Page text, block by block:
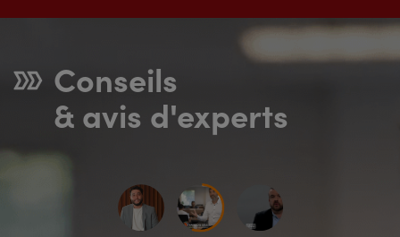
Conseils
& avis d'experts